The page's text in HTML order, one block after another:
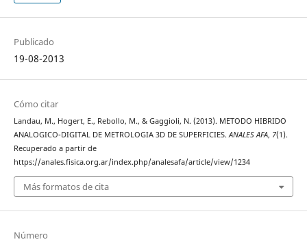
Publicado
19-08-2013
Cómo citar
Landau, M., Hogert, E., Rebollo, M., & Gaggioli, N. (2013). METODO HIBRIDO
ANALOGICO-DIGITAL DE METROLOGIA 3D DE SUPERFICIES.ANALES AFA, 7(1).
Recuperado a partir de
https://anales.fisica.org.ar/index.php/analesafa/article/view/1234
Más formatos de cita
Número